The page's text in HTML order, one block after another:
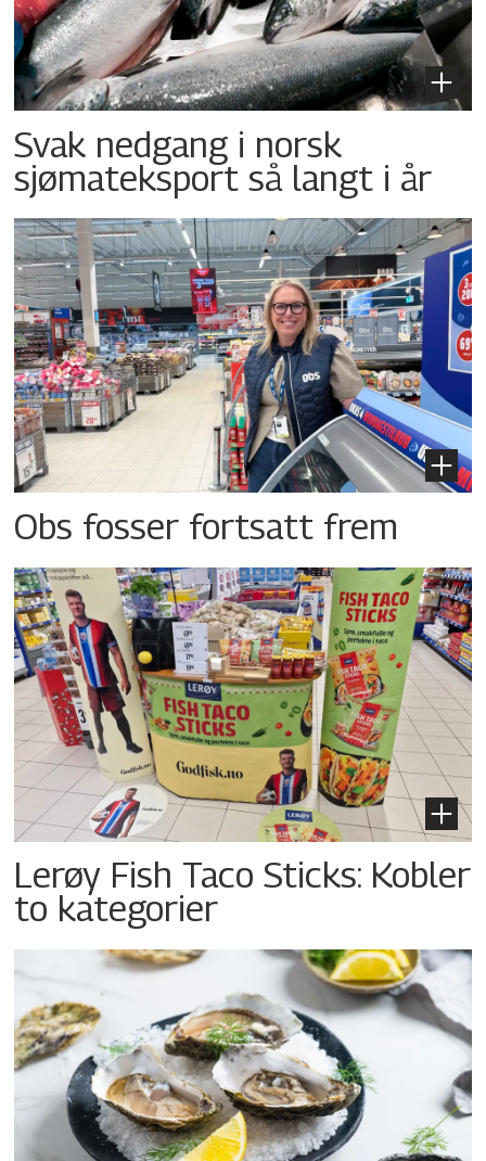
Svak nedgang i norsk
sjømateksport så langt i år
Obs fosser fortsatt frem
Lerøy Fish Taco Sticks: Kobler
to kategorier